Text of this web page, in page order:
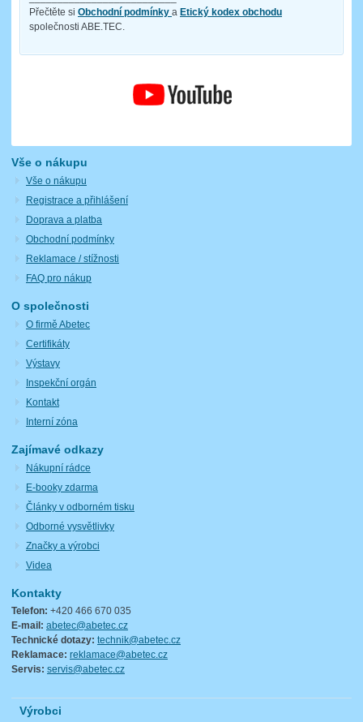
Přečtěte si Obchodní podmínky a Etický kodex obchodu
společnosti ABE.TEC.
Vše o nákupu
Vše o nákupu
Registrace a přihlášení
Doprava a platba
Obchodní podmínky
Reklamace / stížnosti
FAQ pro nákup
O společnosti
O firmě Abetec
Certifikáty
Výstavy
Inspekční orgán
Kontakt
Interní zóna
Zajímavé odkazy
Nákupní rádce
E-booky zdarma
Články v odborném tisku
Odborné vysvětlivky
Značky a výrobci
Videa
Kontakty
Telefon: +420 466 670 035
E-mail: abetec@abetec.cz
Technické dotazy: technik@abetec.cz
Reklamace: reklamace@abetec.cz
Servis: servis@abetec.cz
Výrobci